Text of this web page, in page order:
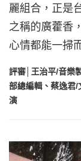
麗組合，正是
之稱的廣藿香
心情都能一掃
評審│王治平/音樂
部總編輯、蔡逸君
演